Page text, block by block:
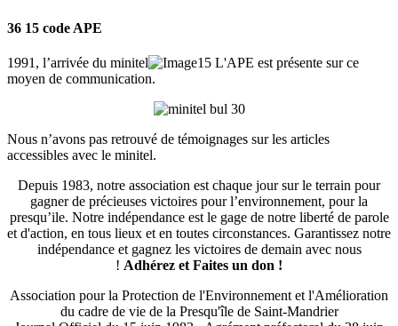
36 15 code APE
1991, l’arrivée du minitel
L'APE est présente sur ce
moyen de communication.
Nous n’avons pas retrouvé de témoignages sur les articles
accessibles avec le minitel.
Depuis 1983, notre association est chaque jour sur le terrain pour
gagner de précieuses victoires pour l’environnement, pour la
presqu’ile. Notre indépendance est le gage de notre liberté de parole
et d'action, en tous lieux et en toutes circonstances. Garantissez notre
indépendance et gagnez les victoires de demain avec nous
! Adhérez et Faites un don !
Association pour la Protection de l'Environnement et l'Amélioration
du cadre de vie de la Presqu'île de Saint-Mandrier